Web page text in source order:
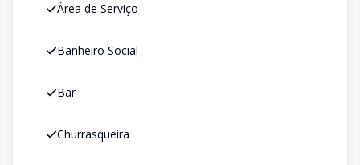
Área de Serviço
Banheiro Social
Bar
Churrasqueira